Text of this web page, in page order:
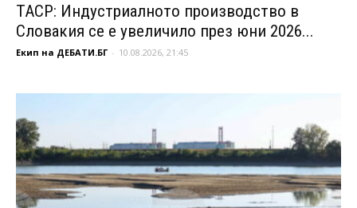
ТАСР: Индустриалното производство в
Словакия се е увеличило през юни 2026...
Екип на ДЕБАТИ.БГ - 10.08.2026, 21:45